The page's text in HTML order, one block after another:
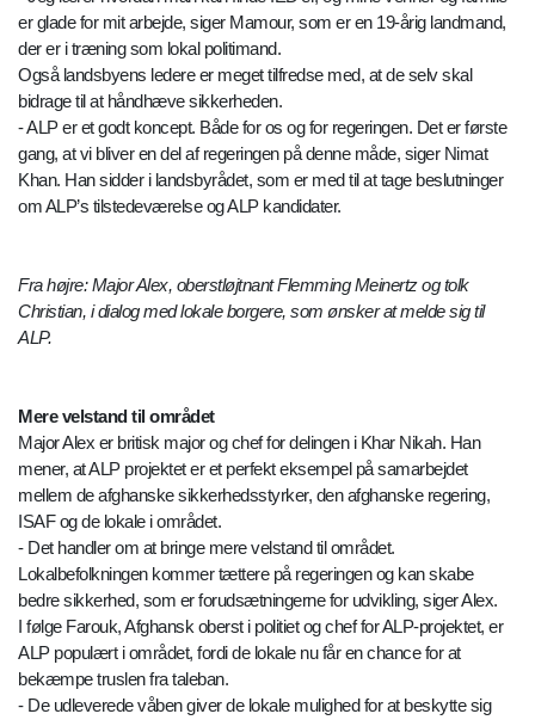
er glade for mit arbejde, siger Mamour, som er en 19-årig landmand,
der er i træning som lokal politimand.
Også landsbyens ledere er meget tilfredse med, at de selv skal
bidrage til at håndhæve sikkerheden.
- ALP er et godt koncept. Både for os og for regeringen. Det er første
gang, at vi bliver en del af regeringen på denne måde, siger Nimat
Khan. Han sidder i landsbyrådet, som er med til at tage beslutninger
om ALP’s tilstedeværelse og ALP kandidater.
Fra højre: Major Alex, oberstløjtnant Flemming Meinertz og tolk
Christian, i dialog med lokale borgere, som ønsker at melde sig til
ALP.
Mere velstand til området
Major Alex er britisk major og chef for delingen i Khar Nikah. Han
mener, at ALP projektet er et perfekt eksempel på samarbejdet
mellem de afghanske sikkerhedsstyrker, den afghanske regering,
ISAF og de lokale i området.
- Det handler om at bringe mere velstand til området.
Lokalbefolkningen kommer tættere på regeringen og kan skabe
bedre sikkerhed, som er forudsætningerne for udvikling, siger Alex.
I følge Farouk, Afghansk oberst i politiet og chef for ALP-projektet, er
ALP populært i området, fordi de lokale nu får en chance for at
bekæmpe truslen fra taleban.
- De udleverede våben giver de lokale mulighed for at beskytte sig